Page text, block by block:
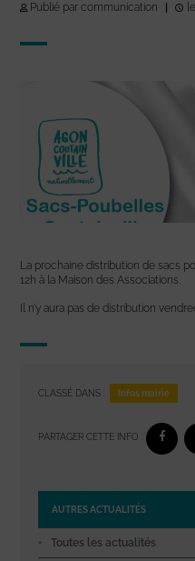
Publié par communication
La prochaine distribution de sacs
12h à la Maison des Associations.
Il n’y aura pas de distribution
CLASSÉ DANS : Infos mairie
PARTAGER CETTE INFO :
AUTRES ACTUALITÉS
Toutes les actualités